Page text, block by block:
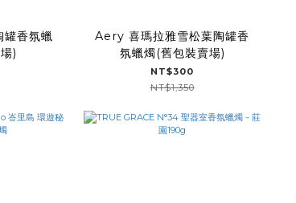
香氛蠟
)
Aery 喜瑪拉雅雪松葉陶罐香
氛蠟燭(舊包裝賣場)
NT$300
NT$1,350